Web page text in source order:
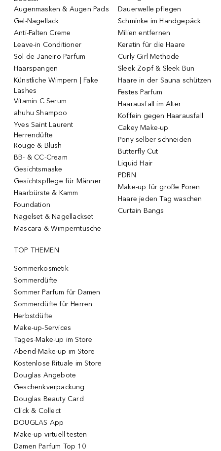
Augenmasken & Augen Pads
Gel-Nagellack
Anti-Falten Creme
Leave-in Conditioner
Sol de Janeiro Parfum
Haarspangen
Künstliche Wimpern | Fake
Lashes
Vitamin C Serum
ahuhu Shampoo
Yves Saint Laurent
Herrendüfte
Rouge & Blush
BB- & CC-Cream
Gesichtsmaske
Gesichtspflege für Männer
Haarbürste & Kamm
Foundation
Nagelset & Nagellackset
Mascara & Wimperntusche
Dauerwelle pflegen
Schminke im Handgepäck
Milien entfernen
Keratin für die Haare
Curly Girl Methode
Sleek Zopf & Sleek Bun
Haare in der Sauna schützen
Festes Parfum
Haarausfall im Alter
Koffein gegen Haarausfall
Cakey Make-up
Pony selber schneiden
Butterfly Cut
Liquid Hair
PDRN
Make-up für große Poren
Haare jeden Tag waschen
Curtain Bangs
TOP THEMEN
Sommerkosmetik
Sommerdüfte
Sommer Parfum für Damen
Sommerdüfte für Herren
Herbstdüfte
Make-up-Services
Tages-Make-up im Store
Abend-Make-up im Store
Kostenlose Rituale im Store
Douglas Angebote
Geschenkverpackung
Douglas Beauty Card
Click & Collect
DOUGLAS App
Make-up virtuell testen
Damen Parfum Top 10